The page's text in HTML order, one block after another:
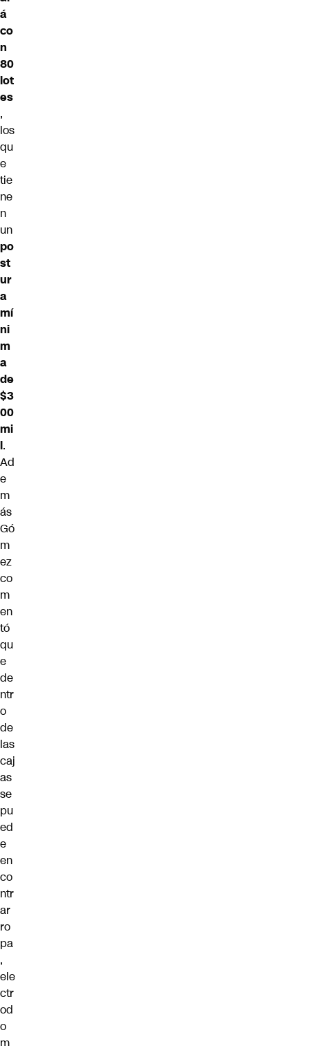
á
co
n
80
lot
es
,
los
qu
e
tie
ne
n
un
po
st
ur
a
mí
ni
m
a
de
$3
00
mi
l.
Ad
e
m
ás
Gó
m
ez
co
m
en
tó
qu
e
de
ntr
o
de
las
caj
as
se
pu
ed
e
en
co
ntr
ar
ro
pa
,
ele
ctr
od
o
m